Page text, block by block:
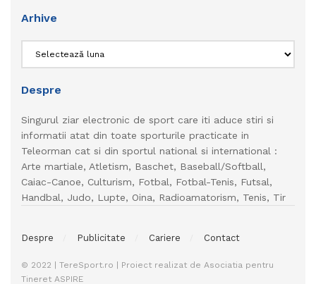
Arhive
Despre
Singurul ziar electronic de sport care iti aduce stiri si
informatii atat din toate sporturile practicate in
Teleorman cat si din sportul national si international :
Arte martiale, Atletism, Baschet, Baseball/Softball,
Caiac-Canoe, Culturism, Fotbal, Fotbal-Tenis, Futsal,
Handbal, Judo, Lupte, Oina, Radioamatorism, Tenis, Tir
Despre Publicitate Cariere Contact
© 2022 | TereSport.ro | Proiect realizat de Asociatia pentru
Tineret ASPIRE